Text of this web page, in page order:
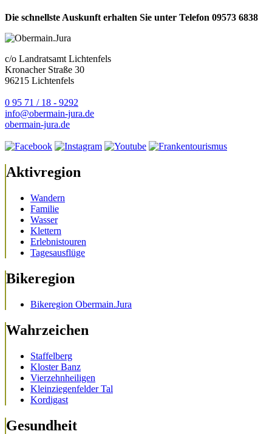
Die schnellste Auskunft erhalten Sie unter Telefon 09573 6838
c/o Landratsamt Lichtenfels
Kronacher Straße 30
96215 Lichtenfels
0 95 71 / 18 - 9292
info@obermain-jura.de
obermain-jura.de
Aktivregion
Wandern
Familie
Wasser
Klettern
Erlebnistouren
Tagesausflüge
Bikeregion
Bikeregion Obermain.Jura
Wahrzeichen
Staffelberg
Kloster Banz
Vierzehnheiligen
Kleinziegenfelder Tal
Kordigast
Gesundheit